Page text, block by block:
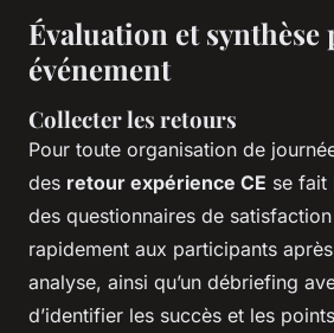
Évaluation et synthèse
événement
Collecter les retours
Pour toute organisation de
des retour expérience CE se fait
des questionnaires de
rapidement aux participants
analyse, ainsi qu’un débriefing
d’identifier les succès et les